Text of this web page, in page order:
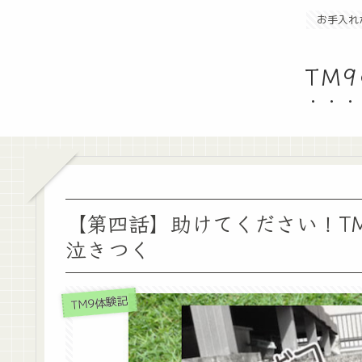
お手入
【第四話】助けてください！
泣きつく
TM9体験記